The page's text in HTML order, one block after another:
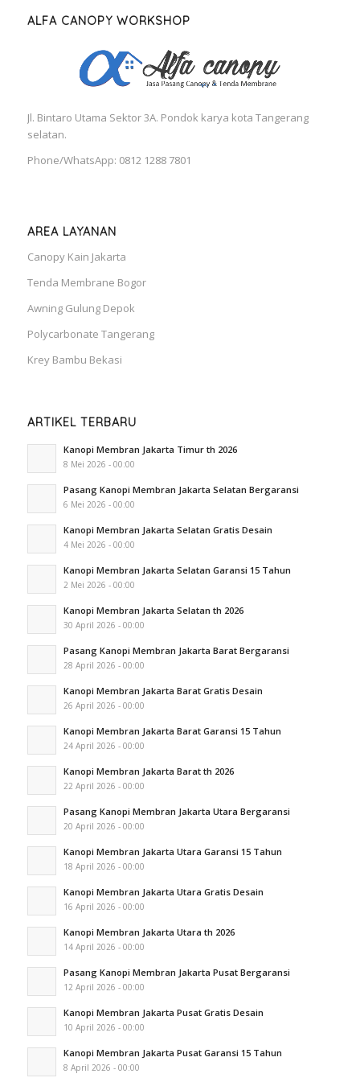
ALFA CANOPY WORKSHOP
Jl. Bintaro Utama Sektor 3A. Pondok karya kota Tangerang
selatan.
Phone/WhatsApp: 0812 1288 7801
AREA LAYANAN
Canopy Kain Jakarta
Tenda Membrane Bogor
Awning Gulung Depok
Polycarbonate Tangerang
Krey Bambu Bekasi
ARTIKEL TERBARU
Kanopi Membran Jakarta Timur th 2026
8 Mei 2026 - 00:00
Pasang Kanopi Membran Jakarta Selatan Bergaransi
6 Mei 2026 - 00:00
Kanopi Membran Jakarta Selatan Gratis Desain
4 Mei 2026 - 00:00
Kanopi Membran Jakarta Selatan Garansi 15 Tahun
2 Mei 2026 - 00:00
Kanopi Membran Jakarta Selatan th 2026
30 April 2026 - 00:00
Pasang Kanopi Membran Jakarta Barat Bergaransi
28 April 2026 - 00:00
Kanopi Membran Jakarta Barat Gratis Desain
26 April 2026 - 00:00
Kanopi Membran Jakarta Barat Garansi 15 Tahun
24 April 2026 - 00:00
Kanopi Membran Jakarta Barat th 2026
22 April 2026 - 00:00
Pasang Kanopi Membran Jakarta Utara Bergaransi
20 April 2026 - 00:00
Kanopi Membran Jakarta Utara Garansi 15 Tahun
18 April 2026 - 00:00
Kanopi Membran Jakarta Utara Gratis Desain
16 April 2026 - 00:00
Kanopi Membran Jakarta Utara th 2026
14 April 2026 - 00:00
Pasang Kanopi Membran Jakarta Pusat Bergaransi
12 April 2026 - 00:00
Kanopi Membran Jakarta Pusat Gratis Desain
10 April 2026 - 00:00
Kanopi Membran Jakarta Pusat Garansi 15 Tahun
8 April 2026 - 00:00